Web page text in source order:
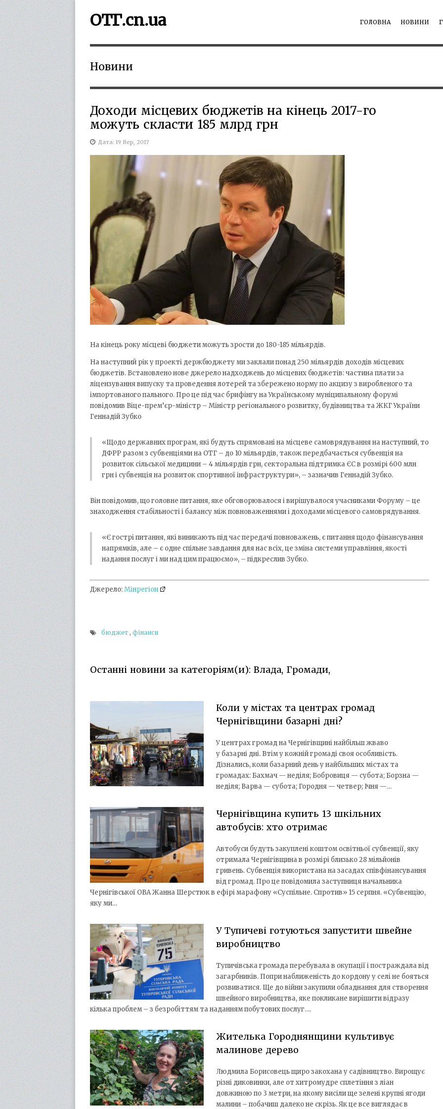
ГОЛОВНА НОВИНИ
ОТГ.cn.ua
Новини
Доходи місцевих бюджетів на кінець 2017-го
можуть скласти 185 млрд грн
Дата: 19 Вер, 2017
На кінець року місцеві бюджети можуть зрости до 180-185 мільярдів.
На наступний рік у проекті держбюджету ми заклали понад 250 мільярдів доходів місцевих
бюджетів. Встановлено нове джерело надходжень до місцевих бюджетів: частина плати за
ліцензування випуску та проведення лотерей та збережено норму по акцизу з виробленого та
імпортованого пального. Про це під час брифінгу на Українському муніципальному форумі
повідомив Віце-прем’єр-міністр – Міністр регіонального розвитку, будівництва та ЖКГ України
Геннадій Зубко
«Щодо державних програм, які будуть спрямовані на місцеве самоврядування на наступний, то
ДФРР разом з субвенціями на ОТГ – до 10 мільярдів, також передбачається субвенція на
розвиток сільської медицини – 4 мільярдів грн, секторальна підтримка ЄС в розмірі 600 млн
грн і субвенція на розвиток спортивної інфраструктури», – зазначив Геннадій Зубко.
Він повідомив, що головне питання, яке обговорювалося і вирішувалося учасниками Форуму – це
знаходження стабільності і балансу між повноваженнями і доходами місцевого самоврядування.
«Є гострі питання, які виникають під час передачі повноважень, є питання щодо фінансування
напрямків, але – є одне спільне завдання для нас всіх, це зміна системи управління, якості
надання послуг і ми над цим працюємо», – підкреслив Зубко.
Джерело:Мінрегіон
бюджет , фінанси
Останні новини за категоріям(и): Влада, Громади,
Коли у містах та центрах громад
Чернігівщини базарні дні?
У центрах громад на Чернігівщині найбільш жваво
у базарні дні. Втім у кожній громаді своя особливість.
Дізнались, коли базарний день у найбільших містах та
громадах: Бахмач — неділя; Бобровиця — субота; Борзна —
неділя; Варва — субота; Городня — четвер; Ічня —…
Чернігівщина купить 13 шкільних
автобусів: хто отримає
Автобуси будуть закуплені коштом освітньої субвенції, яку
отримала Чернігівщина в розмірі близько 28 мільйонів
гривень. Субвенція використана на засадах співфінансування
від громад. Про це повідомила заступниця начальника
Чернігівської ОВА Жанна Шерстюк в ефірі марафону «Суспільне. Спротив» 15 серпня. «Субвенцію,
яку ми…
У Тупичеві готуються запустити швейне
виробництво
Тупичівська громада перебувала в окупації і постраждала від
загарбників. Попри наближеність до кордону у селі не бояться
розвиватися. Ще до війни закупили обладнання для створення
швейного виробництва, яке покликане вирішити відразу
кілька проблем – з безробіттям та наданням побутових послуг….
Жителька Городнянщини культивує
малинове дерево
Людмила Борисовець щиро закохана у садівництво. Вирощує
різні диковинки, але от хитромудре сплетіння з ліан
довжиною по 3 метри, на якому висіли ще зелені крупні ягоди
малини – побачиш далеко не скрізь. Як це все виглядає в